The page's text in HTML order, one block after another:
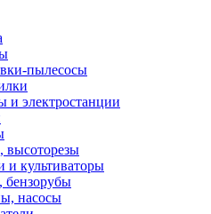
пылесосы
и электростанции
высоторезы
и культиваторы
насосы